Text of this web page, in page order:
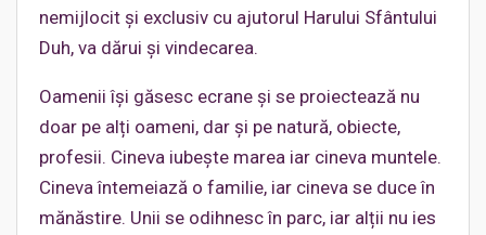
nemijlocit și exclusiv cu ajutorul Harului Sfântului
Duh, va dărui și vindecarea.
Oamenii își găsesc ecrane și se proiectează nu
doar pe alți oameni, dar și pe natură, obiecte,
profesii. Cineva iubește marea iar cineva muntele.
Cineva întemeiază o familie, iar cineva se duce în
mănăstire. Unii se odihnesc în parc, iar alții nu ies